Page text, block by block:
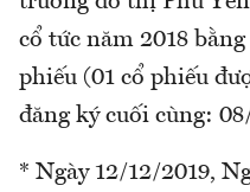
cổ tức năm 2018
phiếu (01 cổ phiếu
đăng ký cuối cùng:
* Ngày 12/12/2019,